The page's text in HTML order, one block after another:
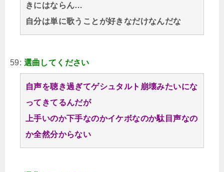
きにはならん…
自分は単に歌うことが好きなだけなんだな
59: 選曲してください
自声を聴き過ぎてゲシュタルト崩壊みたいにな
ってきてるんだが
上手いのか下手なのかイケボなのか駄目声なの
か全然分からない